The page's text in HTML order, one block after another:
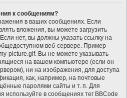
к сообщениям?
в ваших сообщениях. Если
вложения, вы можете загрузить
нет, вы должны указать ссылку на
веб-сервере. Пример
picture.gif. Вы не можете указывать
на вашем компьютере (если он
ни на изображения, для доступа
как, например, на почтовые
паролями сайты и т. п. Для
используйте в сообщениях тег BBCode